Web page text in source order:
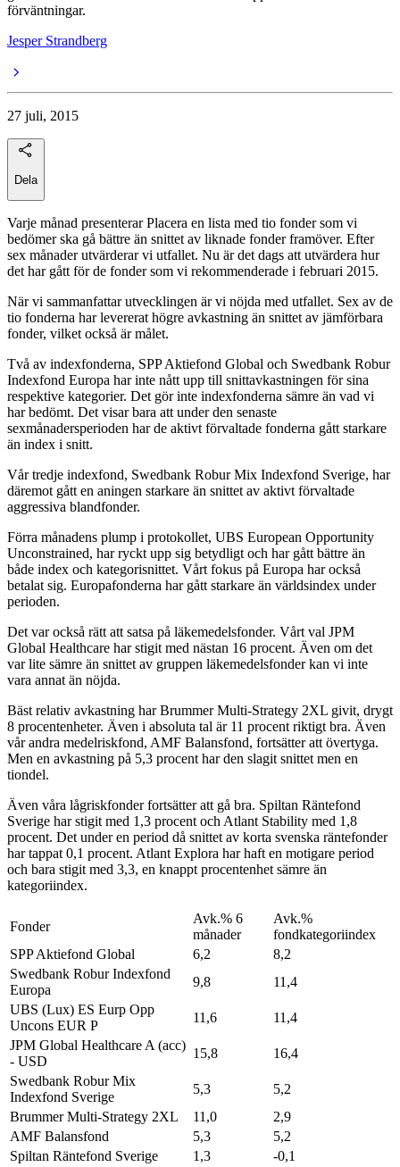
förväntningar.
Jesper Strandberg
27 juli, 2015
Dela
Varje månad presenterar Placera en lista med tio fonder som vi
bedömer ska gå bättre än snittet av liknade fonder framöver. Efter
sex månader utvärderar vi utfallet. Nu är det dags att utvärdera hur
det har gått för de fonder som vi rekommenderade i februari 2015.
När vi sammanfattar utvecklingen är vi nöjda med utfallet. Sex av de
tio fonderna har levererat högre avkastning än snittet av jämförbara
fonder, vilket också är målet.
Två av indexfonderna, SPP Aktiefond Global och Swedbank Robur
Indexfond Europa har inte nått upp till snittavkastningen för sina
respektive kategorier. Det gör inte indexfonderna sämre än vad vi
har bedömt. Det visar bara att under den senaste
sexmånadersperioden har de aktivt förvaltade fonderna gått starkare
än index i snitt.
Vår tredje indexfond, Swedbank Robur Mix Indexfond Sverige, har
däremot gått en aningen starkare än snittet av aktivt förvaltade
aggressiva blandfonder.
Förra månadens plump i protokollet, UBS European Opportunity
Unconstrained, har ryckt upp sig betydligt och har gått bättre än
både index och kategorisnittet. Vårt fokus på Europa har också
betalat sig. Europafonderna har gått starkare än världsindex under
perioden.
Det var också rätt att satsa på läkemedelsfonder. Vårt val JPM
Global Healthcare har stigit med nästan 16 procent. Även om det
var lite sämre än snittet av gruppen läkemedelsfonder kan vi inte
vara annat än nöjda.
Bäst relativ avkastning har Brummer Multi-Strategy 2XL givit, drygt
8 procentenheter. Även i absoluta tal är 11 procent riktigt bra. Även
vår andra medelriskfond, AMF Balansfond, fortsätter att övertyga.
Men en avkastning på 5,3 procent har den slagit snittet men en
tiondel.
Även våra lågriskfonder fortsätter att gå bra. Spiltan Räntefond
Sverige har stigit med 1,3 procent och Atlant Stability med 1,8
procent. Det under en period då snittet av korta svenska räntefonder
har tappat 0,1 procent. Atlant Explora har haft en motigare period
och bara stigit med 3,3, en knappt procentenhet sämre än
kategoriindex.
Fonder
Avk.% 6
månader
Avk.%
fondkategoriindex
SPP Aktiefond Global
6,2
8,2
Swedbank Robur Indexfond
Europa
9,8
11,4
UBS (Lux) ES Eurp Opp
Uncons EUR P
11,6
11,4
JPM Global Healthcare A (acc)
- USD
15,8
16,4
Swedbank Robur Mix
Indexfond Sverige
5,3
5,2
Brummer Multi-Strategy 2XL
11,0
2,9
AMF Balansfond
5,3
5,2
Spiltan Räntefond Sverige
1,3
-0,1